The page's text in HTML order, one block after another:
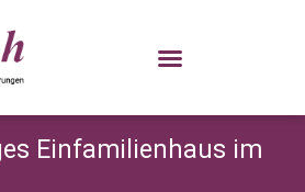
Einfamilienhaus im